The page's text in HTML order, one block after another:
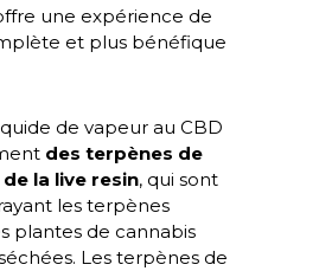
une expérience de
et plus bénéfique
de vapeur au CBD
des terpènes de
la live resin, qui sont
les terpènes
plantes de cannabis
Les terpènes de